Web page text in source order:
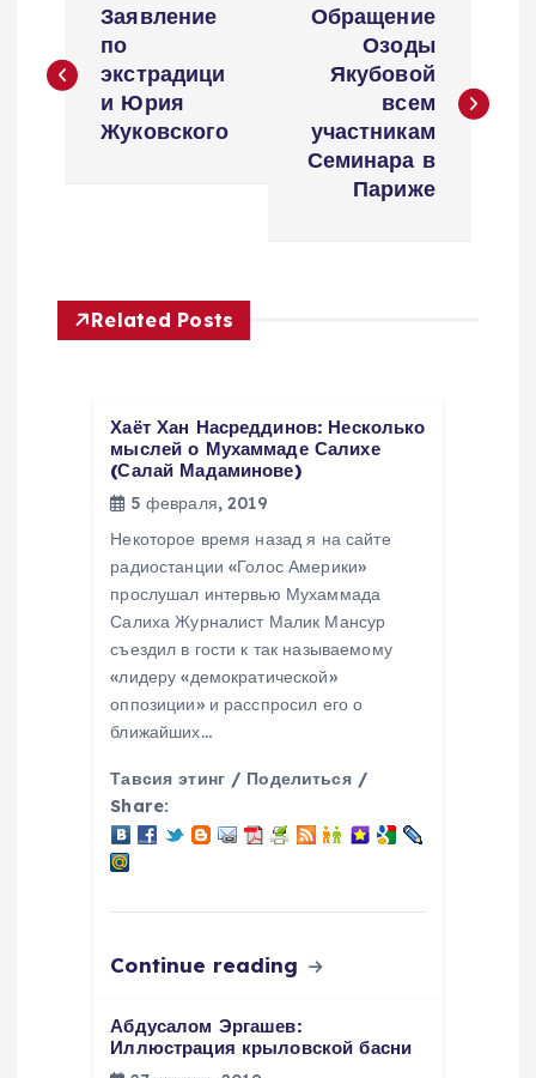
а
а
ц
Заявление
по
экстрадици
и Юрия
Жуковского
Обращение
Озоды
Якубовой
всем
участникам
Семинара в
Париже
Related Posts
Хаёт Хан Насреддинов: Несколько
мыслей о Мухаммаде Салихе
(Салай Мадаминове)
5 февраля, 2019
Некоторое время назад я на сайте
радиостанции «Голос Америки»
прослушал интервью Мухаммада
Салиха Журналист Малик Мансур
съездил в гости к так называемому
«лидеру «демократической»
оппозиции» и расспросил его о
ближайших…
Тавсия этинг / Поделиться /
Share:
Continue reading
Абдусалом Эргашев:
Иллюстрация крыловской басни